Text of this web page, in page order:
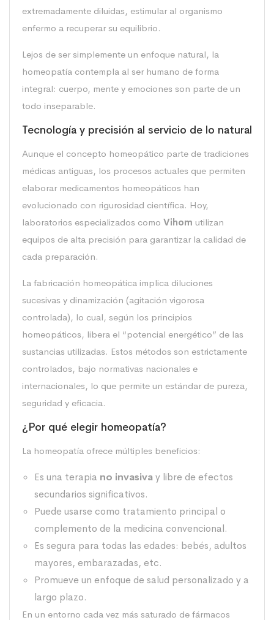
extremadamente diluidas, estimular al organismo
enfermo a recuperar su equilibrio.
Lejos de ser simplemente un enfoque natural, la
homeopatía contempla al ser humano de forma
integral: cuerpo, mente y emociones son parte de un
todo inseparable.
Tecnología y precisión al servicio de lo natural
Aunque el concepto homeopático parte de tradiciones
médicas antiguas, los procesos actuales que permiten
elaborar medicamentos homeopáticos han
evolucionado con rigurosidad científica. Hoy,
laboratorios especializados como Vihom utilizan
equipos de alta precisión para garantizar la calidad de
cada preparación.
La fabricación homeopática implica diluciones
sucesivas y dinamización (agitación vigorosa
controlada), lo cual, según los principios
homeopáticos, libera el “potencial energético” de las
sustancias utilizadas. Estos métodos son estrictamente
controlados, bajo normativas nacionales e
internacionales, lo que permite un estándar de pureza,
seguridad y eficacia.
¿Por qué elegir homeopatía?
La homeopatía ofrece múltiples beneficios:
Es una terapia no invasivay libre de efectos
secundarios significativos.
Puede usarse como tratamiento principal o
complemento de la medicina convencional.
Es segura para todas las edades: bebés, adultos
mayores, embarazadas, etc.
Promueve un enfoque de salud personalizado y a
largo plazo.
En un entorno cada vez más saturado de fármacos